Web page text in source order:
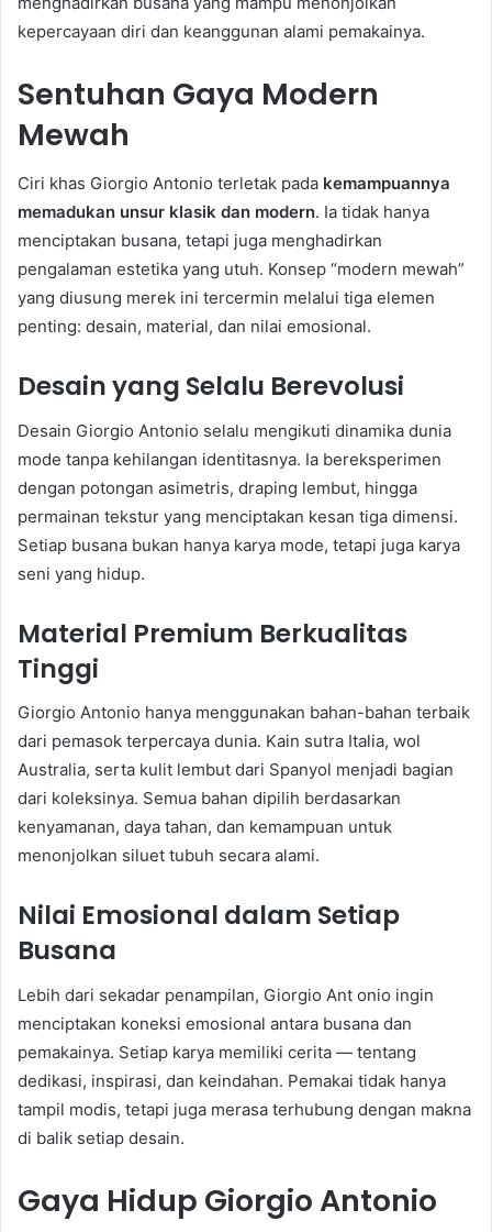
kepercayaan diri dan keanggunan alami pemakainya.
Sentuhan Gaya Modern
Mewah
Ciri khas Giorgio Antonio terletak pada kemampuannya
memadukan unsur klasik dan modern. Ia tidak hanya
menciptakan busana, tetapi juga menghadirkan
pengalaman estetika yang utuh. Konsep “modern mewah”
yang diusung merek ini tercermin melalui tiga elemen
penting: desain, material, dan nilai emosional.
Desain yang Selalu Berevolusi
Desain Giorgio Antonio selalu mengikuti dinamika dunia
mode tanpa kehilangan identitasnya. Ia bereksperimen
dengan potongan asimetris, draping lembut, hingga
permainan tekstur yang menciptakan kesan tiga dimensi.
Setiap busana bukan hanya karya mode, tetapi juga karya
seni yang hidup.
Material Premium Berkualitas
Tinggi
Giorgio Antonio hanya menggunakan bahan-bahan terbaik
dari pemasok terpercaya dunia. Kain sutra Italia, wol
Australia, serta kulit lembut dari Spanyol menjadi bagian
dari koleksinya. Semua bahan dipilih berdasarkan
kenyamanan, daya tahan, dan kemampuan untuk
menonjolkan siluet tubuh secara alami.
Nilai Emosional dalam Setiap
Busana
Lebih dari sekadar penampilan, Giorgio Ant onio ingin
menciptakan koneksi emosional antara busana dan
pemakainya. Setiap karya memiliki cerita — tentang
dedikasi, inspirasi, dan keindahan. Pemakai tidak hanya
tampil modis, tetapi juga merasa terhubung dengan makna
di balik setiap desain.
Gaya Hidup Giorgio Antonio